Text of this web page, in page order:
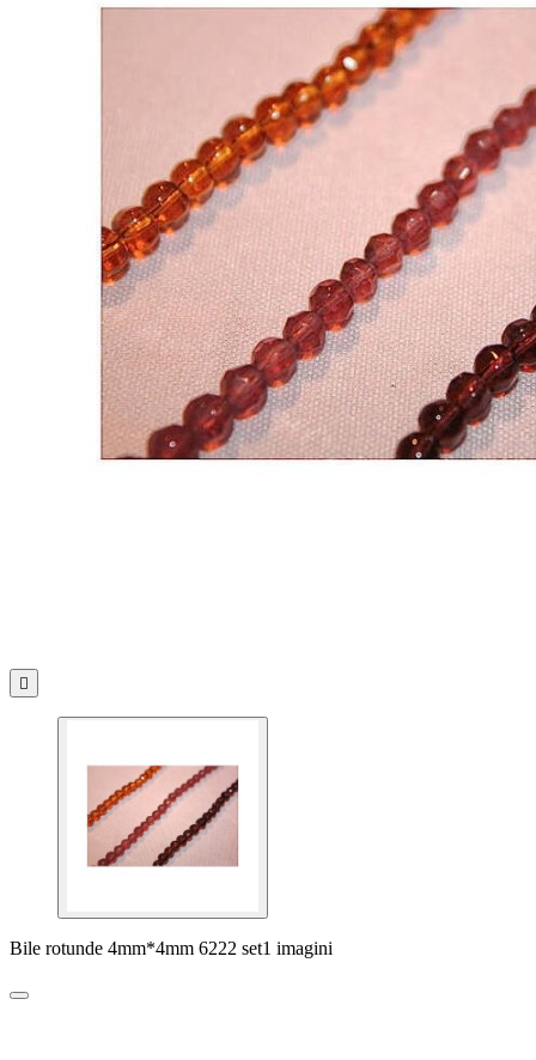

Bile rotunde 4mm*4mm 6222 set1 imagini